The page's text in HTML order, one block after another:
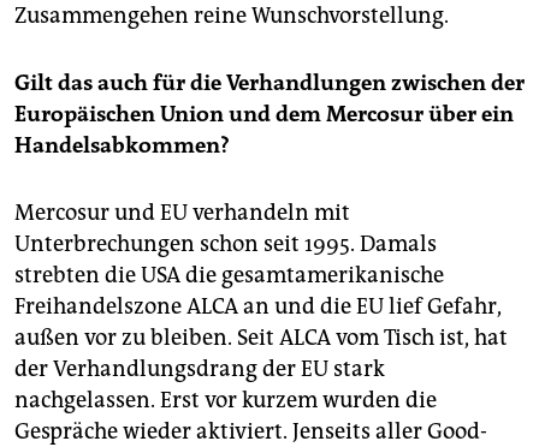
Zusammengehen reine Wunschvorstellung.
Gilt das auch für die Verhandlungen zwischen der
Europäischen Union und dem Mercosur über ein
Handelsabkommen?
Mercosur und EU verhandeln mit
Unterbrechungen schon seit 1995. Damals
strebten die USA die gesamtamerikanische
Freihandelszone ALCA an und die EU lief Gefahr,
außen vor zu bleiben. Seit ALCA vom Tisch ist, hat
der Verhandlungsdrang der EU stark
nachgelassen. Erst vor kurzem wurden die
Gespräche wieder aktiviert. Jenseits aller Good-